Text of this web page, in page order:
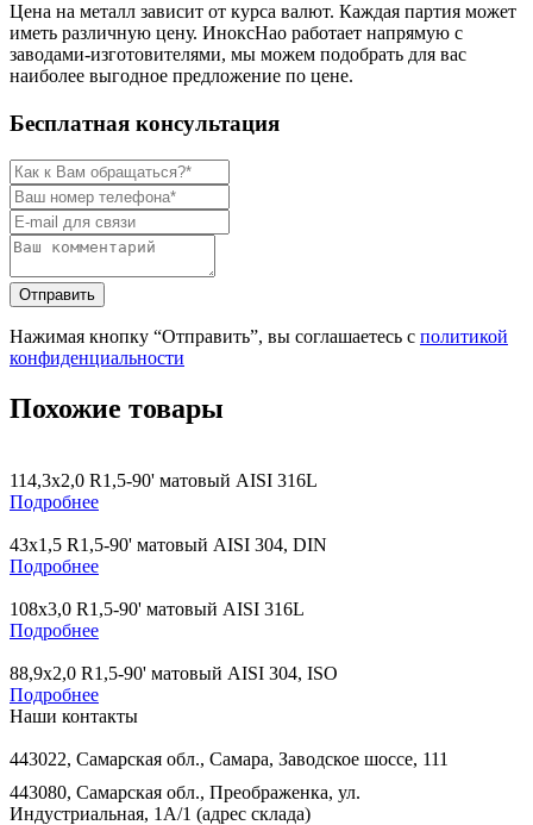
Цена на металл зависит от курса валют. Каждая партия может
иметь различную цену. ИноксНао работает напрямую с
заводами-изготовителями, мы можем подобрать для вас
наиболее выгодное предложение по цене.
Бесплатная консультация
Нажимая кнопку “Отправить”, вы соглашаетесь с политикой
конфиденциальности
Похожие товары
114,3х2,0 R1,5-90' матовый AISI 316L
Подробнее
43х1,5 R1,5-90' матовый AISI 304, DIN
Подробнее
108х3,0 R1,5-90' матовый AISI 316L
Подробнее
88,9х2,0 R1,5-90' матовый AISI 304, ISO
Подробнее
Наши контакты
443022, Самарская обл., Самара, Заводское шоссе, 111
443080, Самарская обл., Преображенка, ул.
Индустриальная, 1А/1 (адрес склада)